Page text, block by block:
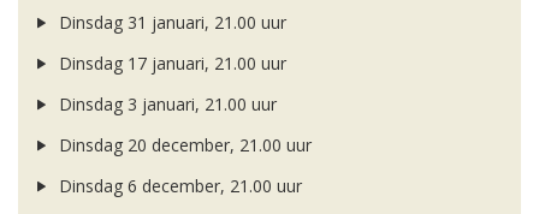
Dinsdag 31 januari, 21.00 uur
Dinsdag 17 januari, 21.00 uur
Dinsdag 3 januari, 21.00 uur
Dinsdag 20 december, 21.00 uur
Dinsdag 6 december, 21.00 uur